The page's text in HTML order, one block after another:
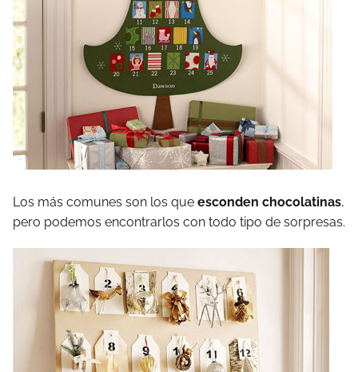
Los más comunes son los que esconden chocolatinas,
pero podemos encontrarlos con todo tipo de sorpresas.